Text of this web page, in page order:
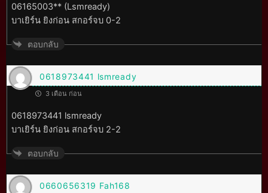
06165003** (Lsmready)
บาเยิร์น ยิงก่อน สกอร์จบ 0-2
ตอบกลับ
0618973441 lsmready
3 เดือน ก่อน
0618973441 lsmready
บาเยิร์น ยิงก่อน สกอร์จบ 2-2
ตอบกลับ
0660656319 Fah168